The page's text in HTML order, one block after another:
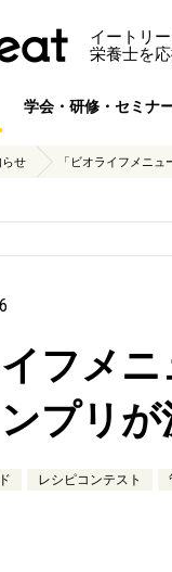
イートリ
栄養士を応
学会・研修・セミナ
らせ 「ビオライフメニュ
イフメ
プリが
レシピコンテスト